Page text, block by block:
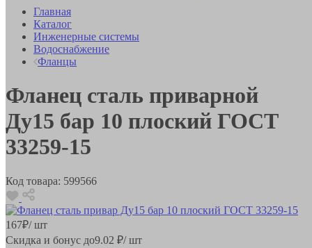
Главная
Каталог
Инженерные системы
Водоснабжение
Фланцы
Фланец сталь приварной
Ду15 бар 10 плоский ГОСТ
33259-15
Код товара: 599566
167₽/ шт
Скидка и бонус до9.02 ₽/ шт